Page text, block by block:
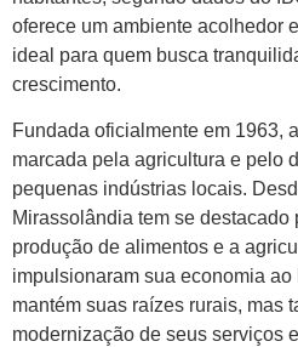
oferece um ambiente acolhedor
ideal para quem busca
crescimento.
Fundada oficialmente em 1963,
marcada pela agricultura e pelo
pequenas indústrias locais.
Mirassolândia tem se destacado
produção de alimentos e a
impulsionaram sua economia
mantém suas raízes rurais, mas
modernização de seus serviços